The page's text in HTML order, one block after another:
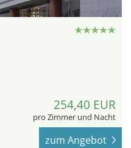
254,40 EUR
pro Zimmer und Nacht
zum Angebot